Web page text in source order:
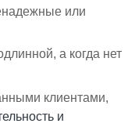
или
а когда нет
клиентами,
и